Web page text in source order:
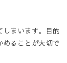
しまいます。目的
めることが大切で